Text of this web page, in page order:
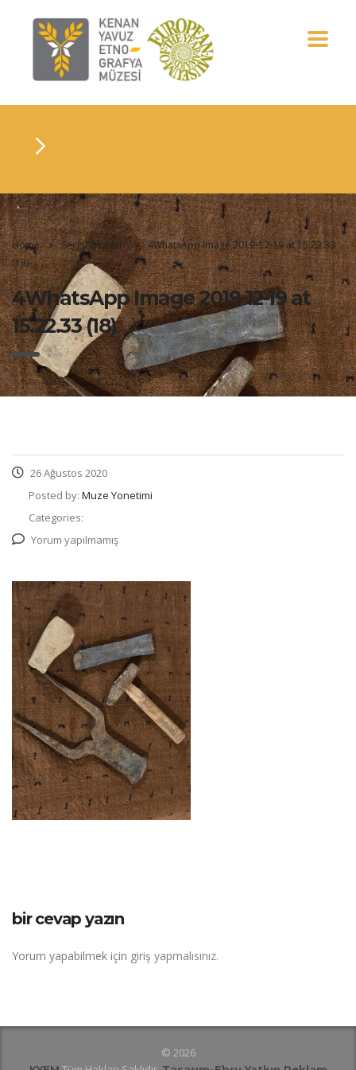
Home Sergi Salonları
4WhatsApp Image 2019-12-19 at 15.22.33
(18)
4WhatsApp Image 2019-12-19 at
15.22.33 (18)
26 Ağustos 2020
Posted by: Muze Yonetimi
Categories:
Yorum yapılmamış
bir cevap yazın
Yorum yapabilmek için giriş yapmalısınız.
© 2026